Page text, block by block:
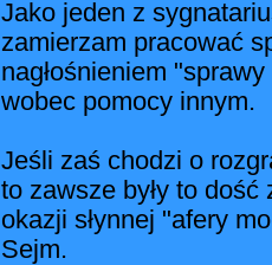
Jako jeden z
zamierzam pracować
nagłośnieniem
wobec pomocy innym.
Jeśli zaś chodzi o
to zawsze były to
okazji słynnej "afery
Sejm.